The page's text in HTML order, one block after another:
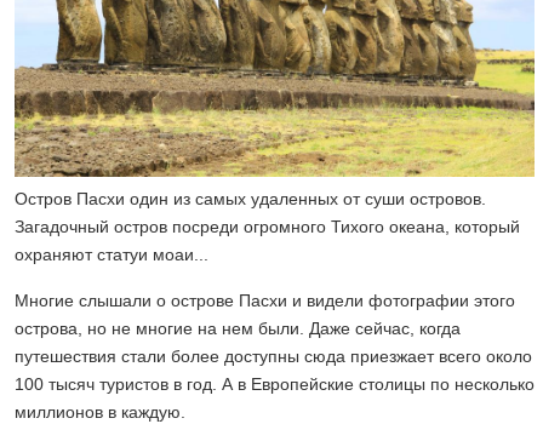
Остров Пасхи один из самых удаленных от суши островов.
Загадочный остров посреди огромного Тихого океана, который
охраняют статуи моаи...
Многие слышали о острове Пасхи и видели фотографии этого
острова, но не многие на нем были. Даже сейчас, когда
путешествия стали более доступны сюда приезжает всего около
100 тысяч туристов в год. А в Европейские столицы по несколько
миллионов в каждую.